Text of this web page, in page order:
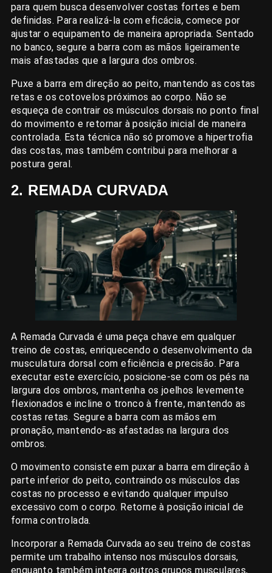
para quem busca desenvolver costas fortes e bem
definidas. Para realizá-la com eficácia, comece por
ajustar o equipamento de maneira apropriada. Sentado
no banco, segure a barra com as mãos ligeiramente
mais afastadas que a largura dos ombros.
Puxe a barra em direção ao peito, mantendo as costas
retas e os cotovelos próximos ao corpo. Não se
esqueça de contrair os músculos dorsais no ponto final
do movimento e retornar à posição inicial de maneira
controlada. Esta técnica não só promove a hipertrofia
das costas, mas também contribui para melhorar a
postura geral.
2. REMADA CURVADA
A Remada Curvada é uma peça chave em qualquer
treino de costas, enriquecendo o desenvolvimento da
musculatura dorsal com eficiência e precisão. Para
executar este exercício, posicione-se com os pés na
largura dos ombros, mantenha os joelhos levemente
flexionados e incline o tronco à frente, mantendo as
costas retas. Segure a barra com as mãos em
pronação, mantendo-as afastadas na largura dos
ombros.
O movimento consiste em puxar a barra em direção à
parte inferior do peito, contraindo os músculos das
costas no processo e evitando qualquer impulso
excessivo com o corpo. Retorne à posição inicial de
forma controlada.
Incorporar a Remada Curvada ao seu treino de costas
permite um trabalho intenso nos músculos dorsais,
enquanto também integra outros grupos musculares,